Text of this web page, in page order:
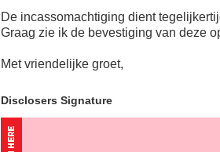
De incassomachtiging dient
Graag zie ik de bevestiging van deze
Met vriendelijke groet,
Disclosers Signature